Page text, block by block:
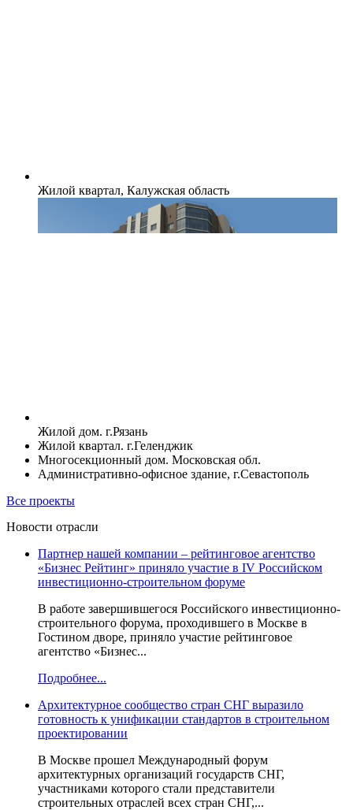
Жилой квартал, Калужская область
Жилой дом. г.Рязань
Жилой квартал. г.Геленджик
Многосекционный дом. Московская обл.
Административно-офисное здание, г.Севастополь
Все проекты
Новости отрасли
Партнер нашей компании – рейтинговое агентство
«Бизнес Рейтинг» приняло участие в IV Российском
инвестиционно-строительном форуме
В работе завершившегося Российского инвестиционно-
строительного форума, проходившего в Москве в
Гостином дворе, приняло участие рейтинговое
агентство «Бизнес...
Подробнее...
Архитектурное сообщество стран СНГ выразило
готовность к унификации стандартов в строительном
проектировании
В Москве прошел Международный форум
архитектурных организаций государств СНГ,
участниками которого стали представители
строительных отраслей всех стран СНГ,...